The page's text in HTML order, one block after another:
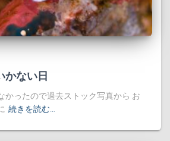
かない日
かったので過去ストック写真から お
続きを読む…